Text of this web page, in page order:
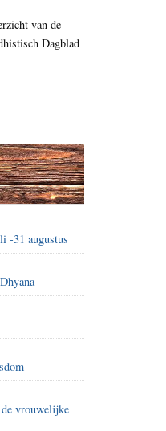
van de
Dagblad
-31 augustus
vrouwelijke